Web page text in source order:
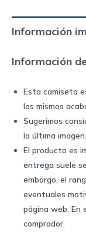
Nike
quantity
Información
Información
Esta camiseta
los mismos
Sugerimos
la última imagen.
El producto es
entrega suele
embargo, el
eventuales
página web. En
comprador.